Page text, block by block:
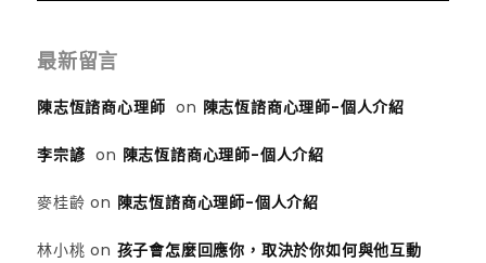
最新留言
陳志恆諮商心理師 on 陳志恆諮商心理師-個人介紹
李宗諺 on 陳志恆諮商心理師-個人介紹
麥桂齡 on 陳志恆諮商心理師-個人介紹
林小桃 on 孩子會怎麼回應你，取決於你如何與他互動